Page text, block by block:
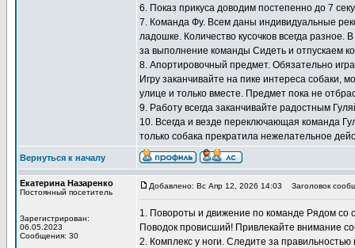
6. Показ прикуса доводим постепенно до 7
7. Команда Фу. Всем даны индивидуальные
ладошке. Количество кусочков всегда разное.
за выполнение команды Сидеть и отпускаем
8. Апортировочный предмет. Обязательно
Игру заканчивайте на пике интереса собаки,
улице и только вместе. Предмет пока не
9. Работу всегда заканчивайте радостным
10. Всегда и везде переключающая команда
только собака прекратила нежелательное
Вернуться к началу
Екатерина Назаренко
Постоянный посетитель
Зарегистрирован:
06.05.2023
Сообщения: 30
Добавлено: Вс Апр 12, 2026 14:03 Заголовок
1. Повороты и движение по команде Рядом со
Поводок провисший! Привлекайте внимание
2. Комплекс у ноги. Следите за